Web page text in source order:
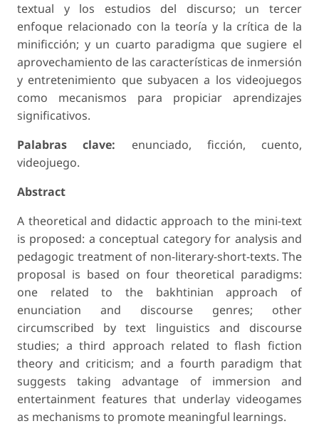
textual y los estudios del discurso; un tercer
enfoque relacionado con la teoría y la crítica de la
minificción; y un cuarto paradigma que sugiere el
aprovechamiento de las características de inmersión
y entretenimiento que subyacen a los videojuegos
como mecanismos para propiciar aprendizajes
significativos.
Palabras clave: enunciado, ficción, cuento,
videojuego.
Abstract
A theoretical and didactic approach to the mini-text
is proposed: a conceptual category for analysis and
pedagogic treatment of non-literary-short-texts. The
proposal is based on four theoretical paradigms:
one related to the bakhtinian approach of
enunciation and discourse genres; other
circumscribed by text linguistics and discourse
studies; a third approach related to flash fiction
theory and criticism; and a fourth paradigm that
suggests taking advantage of immersion and
entertainment features that underlay videogames
as mechanisms to promote meaningful learnings.